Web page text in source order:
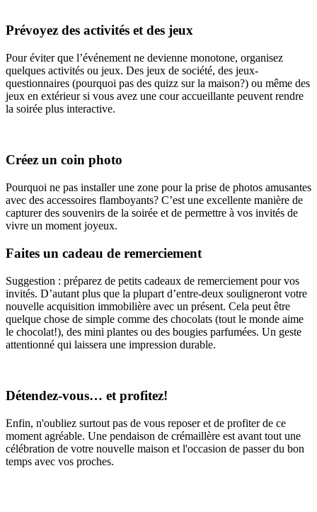
Prévoyez des activités et des jeux
Pour éviter que l’événement ne devienne monotone, organisez
quelques activités ou jeux. Des jeux de société, des jeux-
questionnaires (pourquoi pas des quizz sur la maison?) ou même des
jeux en extérieur si vous avez une cour accueillante peuvent rendre
la soirée plus interactive.
Créez un coin photo
Pourquoi ne pas installer une zone pour la prise de photos amusantes
avec des accessoires flamboyants? C’est une excellente manière de
capturer des souvenirs de la soirée et de permettre à vos invités de
vivre un moment joyeux.
Faites un cadeau de remerciement
Suggestion : préparez de petits cadeaux de remerciement pour vos
invités. D’autant plus que la plupart d’entre-deux souligneront votre
nouvelle acquisition immobilière avec un présent. Cela peut être
quelque chose de simple comme des chocolats (tout le monde aime
le chocolat!), des mini plantes ou des bougies parfumées. Un geste
attentionné qui laissera une impression durable.
Détendez-vous… et profitez!
Enfin, n'oubliez surtout pas de vous reposer et de profiter de ce
moment agréable. Une pendaison de crémaillère est avant tout une
célébration de votre nouvelle maison et l'occasion de passer du bon
temps avec vos proches.